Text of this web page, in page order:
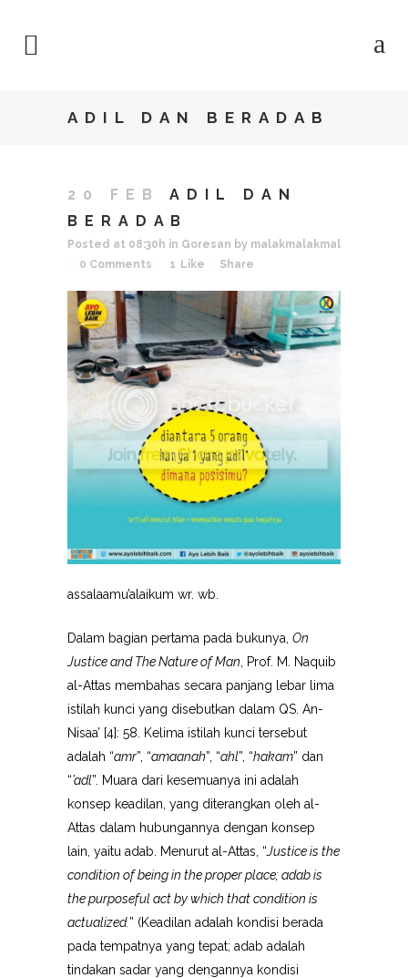
ADIL DAN BERADAB
20 FEB
ADIL DAN
BERADAB
Posted at 08:30h in Goresan by malakmalakmal
0 Comments
1 Like Share
assalaamu’alaikum wr. wb.
Dalam bagian pertama pada bukunya, On
Justice and The Nature of Man , Prof. M. Naquib
al-Attas membahas secara panjang lebar lima
istilah kunci yang disebutkan dalam QS. An-
Nisaa’ [4]: 58. Kelima istilah kunci tersebut
adalah “amr”, “amaanah”, “ahl”, “hakam” dan
“’adl”. Muara dari kesemuanya ini adalah
konsep keadilan, yang diterangkan oleh al-
Attas dalam hubungannya dengan konsep
lain, yaitu adab. Menurut al-Attas, “Justice is the
condition of being in the proper place; adab is
the purposeful act by which that condition is
actualized.” (Keadilan adalah kondisi berada
pada tempatnya yang tepat; adab adalah
tindakan sadar yang dengannya kondisi